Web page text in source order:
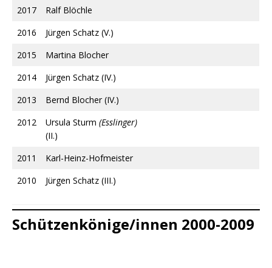
2017
Ralf Blöchle
2016
Jürgen Schatz (V.)
2015
Martina Blocher
2014
Jürgen Schatz (IV.)
2013
Bernd Blocher (IV.)
2012
Ursula Sturm (Esslinger)
(II.)
2011
Karl-Heinz-Hofmeister
2010
Jürgen Schatz (III.)
Schützenkönige/innen 2000-2009